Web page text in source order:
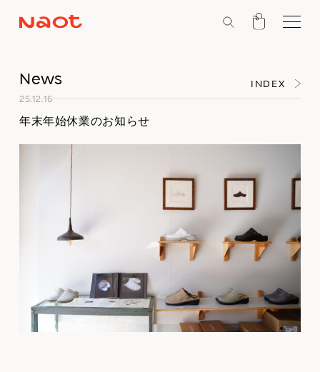
News INDEX
25.12.16
年末年始休業のお知らせ